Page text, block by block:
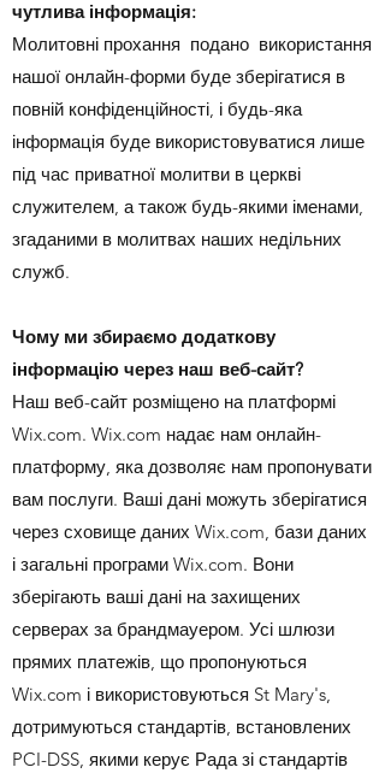
чутлива інформація:
Молитовні прохання подано використання
нашої онлайн-форми буде зберігатися в
повній конфіденційності, і будь-яка
інформація буде використовуватися лише
під час приватної молитви в церкві
служителем, а також будь-якими іменами,
згаданими в молитвах наших недільних
служб.
Чому ми збираємо додаткову
інформацію через наш веб-сайт?
Наш веб-сайт розміщено на платформі
Wix.com. Wix.com надає нам онлайн-
платформу, яка дозволяє нам пропонувати
вам послуги. Ваші дані можуть зберігатися
через сховище даних Wix.com, бази даних
і загальні програми Wix.com. Вони
зберігають ваші дані на захищених
серверах за брандмауером. Усі шлюзи
прямих платежів, що пропонуються
Wix.com і використовуються St Mary's,
дотримуються стандартів, встановлених
PCI-DSS, якими керує Рада зі стандартів